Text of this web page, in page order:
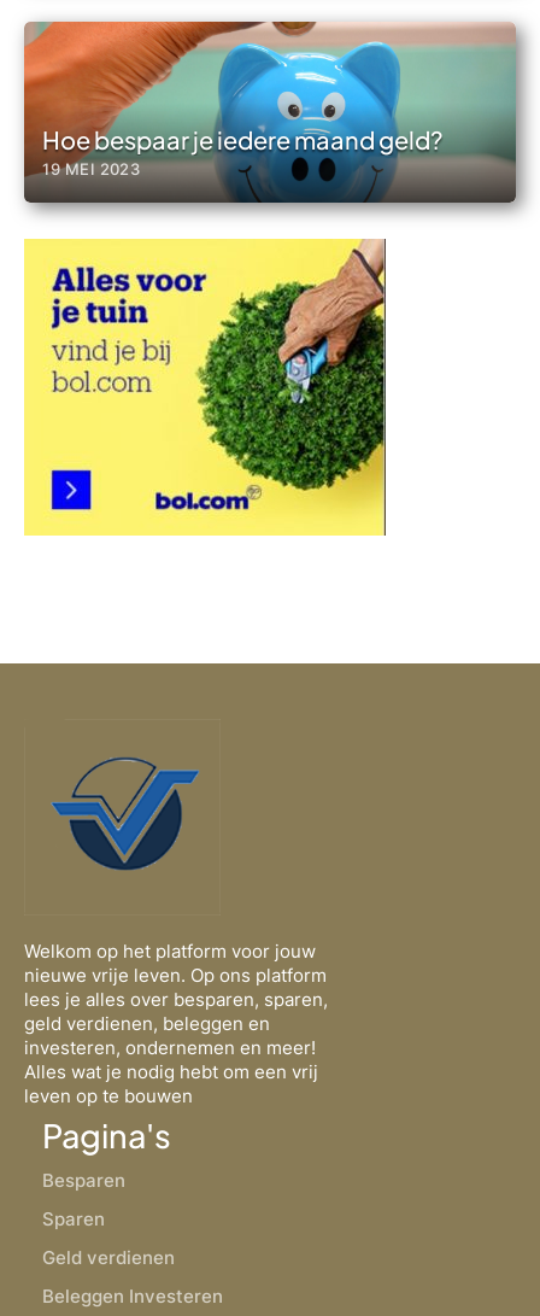
Hoe bespaar je iedere maand geld?
19 MEI 2023
Welkom op het platform voor jouw
nieuwe vrije leven. Op ons platform
lees je alles over besparen, sparen,
geld verdienen, beleggen en
investeren, ondernemen en meer!
Alles wat je nodig hebt om een vrij
leven op te bouwen
Pagina's
Besparen
Sparen
Geld verdienen
Beleggen Investeren